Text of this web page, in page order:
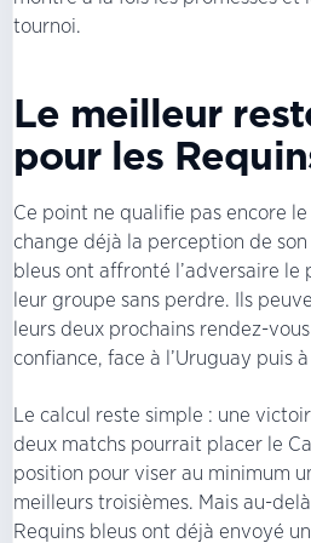
tournoi.
Le meilleur
pour les
Ce point ne qualifie pas encore le
change déjà la perception de
bleus ont affronté l’adversaire le
leur groupe sans perdre. Ils
leurs deux prochains rendez-
confiance, face à l’Uruguay puis
Le calcul reste simple : une
deux matchs pourrait placer le
position pour viser au minimum
meilleurs troisièmes. Mais au-
Requins bleus ont déjà envoyé